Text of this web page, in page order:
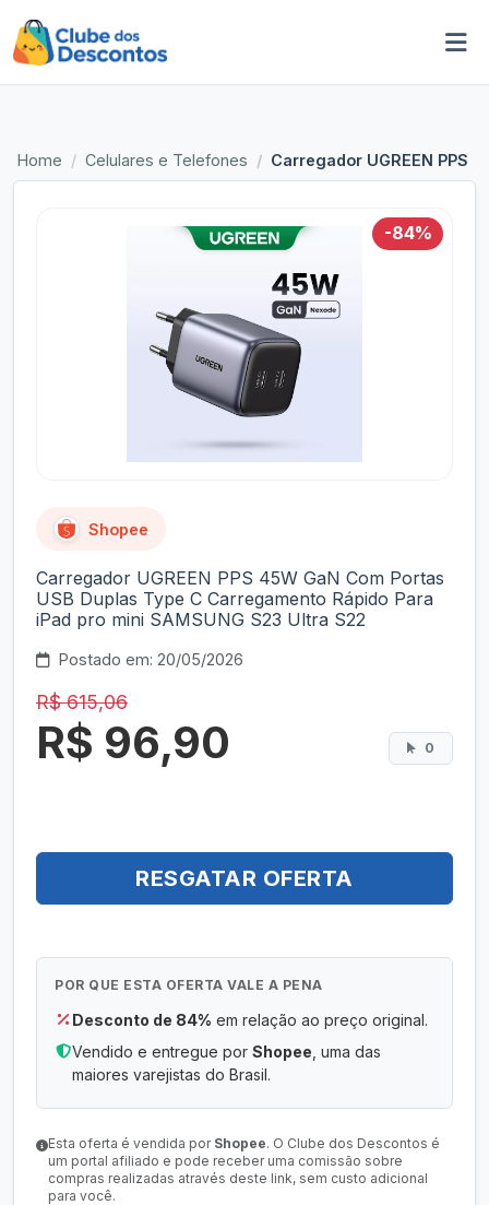
Home Celulares e Telefones Carregador UGREEN PPS
-84%
Shopee
Carregador UGREEN PPS 45W GaN Com Portas
USB Duplas Type C Carregamento Rápido Para
iPad pro mini SAMSUNG S23 Ultra S22
Postado em: 20/05/2026
R$ 615,06
R$ 96,90 0
RESGATAR OFERTA
POR QUE ESTA OFERTA VALE A PENA
Desconto de 84% em relação ao preço original.
Vendido e entregue por Shopee , uma das
maiores varejistas do Brasil.
Esta oferta é vendida por Shopee. O Clube dos Descontos é
um portal afiliado e pode receber uma comissão sobre
compras realizadas através deste link, sem custo adicional
para você.